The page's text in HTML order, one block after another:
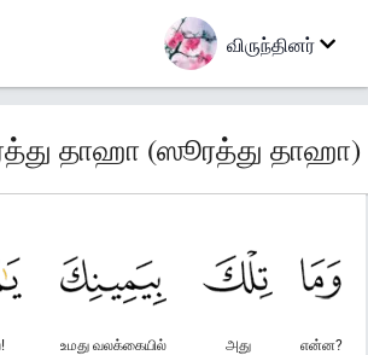
விருந்தினர்
தாஹா (ஸூரத்து தாஹா)
என்ன?
அது
உமது வலக்கையில்